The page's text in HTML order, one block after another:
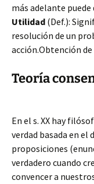
más adelante puede
Utilidad (Def.):
resolución de un
acción.Obtención
Teoría
En el s. XX hay
verdad basada en
proposiciones
verdadero cuando
convencer a